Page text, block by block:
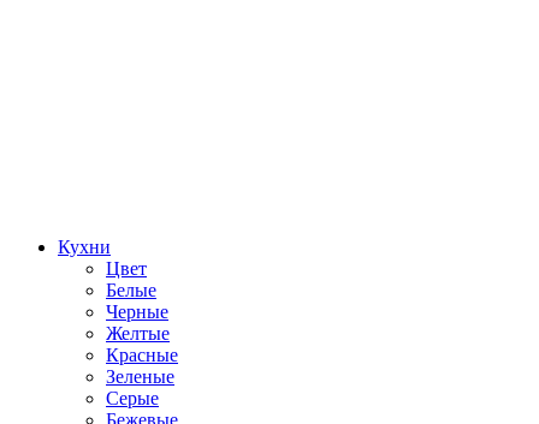
Кухни
Цвет
Белые
Черные
Желтые
Красные
Зеленые
Серые
Бежевые